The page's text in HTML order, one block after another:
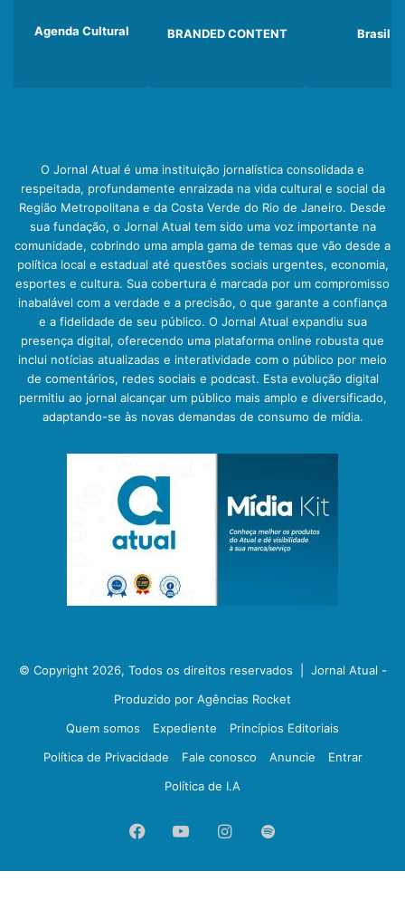
Agenda Cultural BRANDED CONTENT Brasil
O Jornal Atual é uma instituição jornalística consolidada e
respeitada, profundamente enraizada na vida cultural e social da
Região Metropolitana e da Costa Verde do Rio de Janeiro. Desde
sua fundação, o Jornal Atual tem sido uma voz importante na
comunidade, cobrindo uma ampla gama de temas que vão desde a
política local e estadual até questões sociais urgentes, economia,
esportes e cultura. Sua cobertura é marcada por um compromisso
inabalável com a verdade e a precisão, o que garante a confiança
e a fidelidade de seu público. O Jornal Atual expandiu sua
presença digital, oferecendo uma plataforma online robusta que
inclui notícias atualizadas e interatividade com o público por meio
de comentários, redes sociais e podcast. Esta evolução digital
permitiu ao jornal alcançar um público mais amplo e diversificado,
adaptando-se às novas demandas de consumo de mídia.
© Copyright 2026, Todos os direitos reservados | Jornal Atual -
Produzido por Agências Rocket
Quem somos
Expediente
Princípios Editoriais
Política de Privacidade
Fale conosco Anuncie
Entrar
Política de I.A
FacebookYouTubeInstagram
Spotify